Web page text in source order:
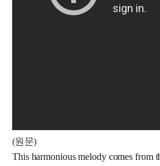
(원문)
This harmonious melody comes from